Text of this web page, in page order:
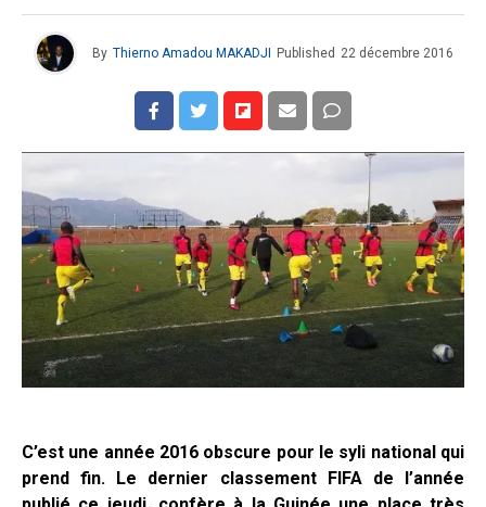
By Thierno Amadou MAKADJI Published 22 décembre 2016
C’est une année 2016 obscure pour le syli national qui
prend fin. Le dernier classement FIFA de l’année